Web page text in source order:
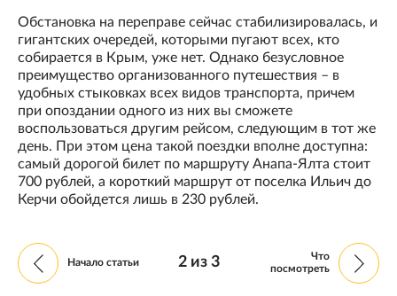
Обстановка на переправе сейчас стабилизировалась, и
гигантских очередей, которыми пугают всех, кто
собирается в Крым, уже нет. Однако безусловное
преимущество организованного путешествия – в
удобных стыковках всех видов транспорта, причем
при опоздании одного из них вы сможете
воспользоваться другим рейсом, следующим в тот же
день. При этом цена такой поездки вполне доступна:
самый дорогой билет по маршруту Анапа-Ялта стоит
700 рублей, а короткий маршрут от поселка Ильич до
Керчи обойдется лишь в 230 рублей.
Начало статьи 2из 3
Что
посмотреть